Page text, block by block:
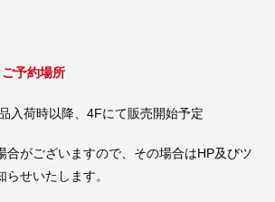
予約場所
入荷時以降、4Fにて販売開始予定
がございますので、その場合はHP及びツ
らせいたします。